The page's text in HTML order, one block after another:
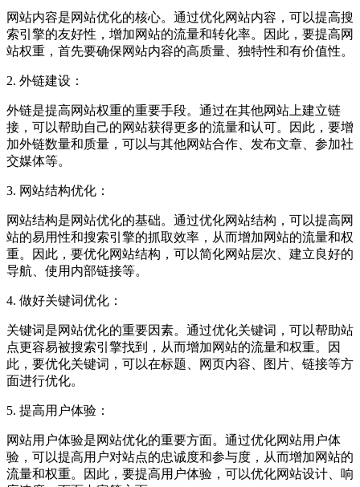
网站内容是网站优化的核心。通过优化网站内容，可以提高搜
索引擎的友好性，增加网站的流量和转化率。因此，要提高网
站权重，首先要确保网站内容的高质量、独特性和有价值性。
2. 外链建设：
外链是提高网站权重的重要手段。通过在其他网站上建立链
接，可以帮助自己的网站获得更多的流量和认可。因此，要增
加外链数量和质量，可以与其他网站合作、发布文章、参加社
交媒体等。
3. 网站结构优化：
网站结构是网站优化的基础。通过优化网站结构，可以提高网
站的易用性和搜索引擎的抓取效率，从而增加网站的流量和权
重。因此，要优化网站结构，可以简化网站层次、建立良好的
导航、使用内部链接等。
4. 做好关键词优化：
关键词是网站优化的重要因素。通过优化关键词，可以帮助站
点更容易被搜索引擎找到，从而增加网站的流量和权重。因
此，要优化关键词，可以在标题、网页内容、图片、链接等方
面进行优化。
5. 提高用户体验：
网站用户体验是网站优化的重要方面。通过优化网站用户体
验，可以提高用户对站点的忠诚度和参与度，从而增加网站的
流量和权重。因此，要提高用户体验，可以优化网站设计、响